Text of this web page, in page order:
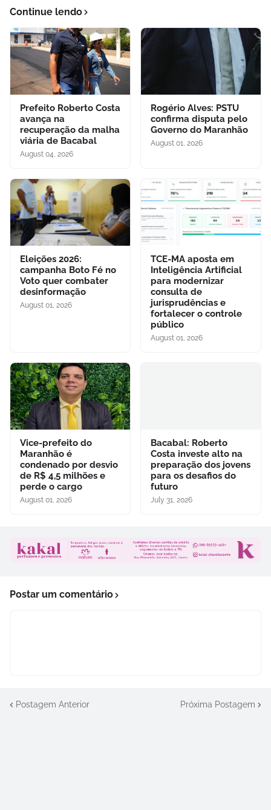
Continue lendo
Prefeito Roberto Costa
avança na
recuperação da malha
viária de Bacabal
August 04, 2026
Rogério Alves: PSTU
confirma disputa pelo
Governo do Maranhão
August 01, 2026
Eleições 2026:
campanha Boto Fé no
Voto quer combater
desinformação
August 01, 2026
TCE-MA aposta em
Inteligência Artificial
para modernizar
consulta de
jurisprudências e
fortalecer o controle
público
August 01, 2026
Vice-prefeito do
Maranhão é
condenado por desvio
de R$ 4,5 milhões e
perde o cargo
August 01, 2026
Bacabal: Roberto
Costa investe alto na
preparação dos jovens
para os desafios do
futuro
July 31, 2026
Postar um comentário
Postagem Anterior Próxima Postagem